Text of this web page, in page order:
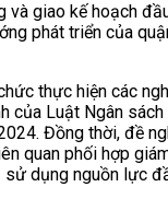
và giao kế hoạch
phát triển của
thực hiện các
của Luật Ngân sách
Đồng thời, đề
quan phối hợp
sử dụng nguồn lực